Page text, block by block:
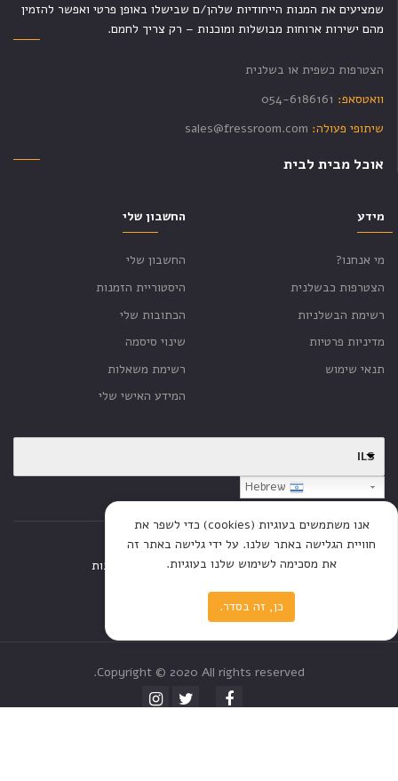
שמציעים את המנות הייחודיות שלהן/ם שבישלו באופן פרטי ואפשר להזמין
מהם ישירות ארוחות מבושלות ומוכנות – רק צריך לחמם.
הצטרפות כשפית או בשלנית
וואטסאפ: 054-6186161
שיתופי פעולה: sales@fressroom.com
אוכל מבית לבית
החשבון שלי
החשבון שלי
היסטוריית הזמנות
הכתובות שלי
שינוי סיסמה
רשימת משאלות
המידע האישי שלי
מידע
מי אנחנו?
הצטרפות כבשלנית
רשימת הבשלניות
מדיניות פרטיות
תנאי שימוש
ILS
דף הבית חנות כתבות
Copyright © 2020 All rights reserved.
אנו משתמשים בעוגיות (cookies) כדי לשפר את
חוויית הגלישה באתר שלנו. על ידי גלישה באתר זה
את מסכימה לשימוש שלנו בעוגיות.
כן, זה בסדר.